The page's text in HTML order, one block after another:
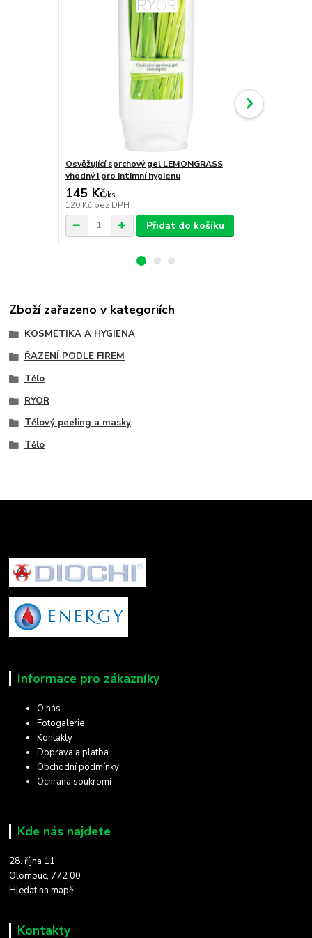
Osvěžující sprchový gel LEMONGRASS
vhodný i pro intimní hygienu
145 Kč/ks
120 Kč bez DPH
Přidat do košíku
Zboží zařazeno v kategoriích
KOSMETIKA A HYGIENA
ŘAZENÍ PODLE FIREM
Tělo
RYOR
Tělový peeling a masky
Tělo
Informace pro zákazníky
O nás
Fotogalerie
Kontakty
Doprava a platba
Obchodní podmínky
Ochrana soukromí
Kde nás najdete
28. října 11
Olomouc, 772 00
Hledat na mapě
Kontakty